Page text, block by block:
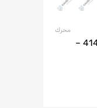
محرك
مجموعة رادياتير فورد كارجو 4142 –